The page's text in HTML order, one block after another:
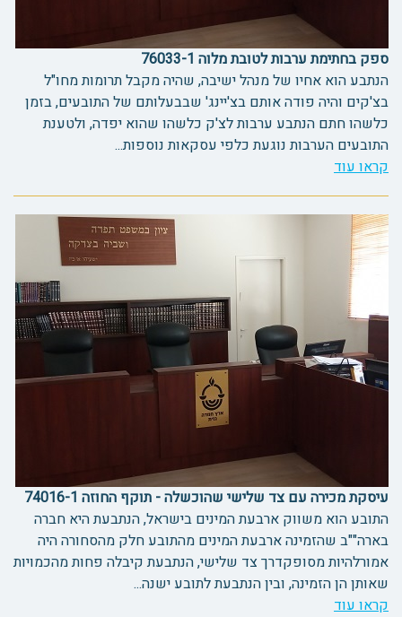
ספק בחתימת ערבות לטובת מלוה 76033-1
הנתבע הוא אחיו של מנהל ישיבה, שהיה מקבל תרומות מחו"ל
בצ'קים והיה פודה אותם בצ'יינג' שבבעלותם של התובעים, בזמן
כלשהו חתם הנתבע ערבות לצ'ק כלשהו שהוא יפדה, ולטענת
התובעים הערבות נוגעת כלפי עסקאות נוספות...
קראו עוד
עיסקת מכירה עם צד שלישי שהוכשלה - תוקף החוזה 74016-1
התובע הוא משווק ארבעת המינים בישראל, הנתבעת היא חברה
בארה""ב שהזמינה ארבעת המינים מהתובע חלק מהסחורה היה
אמורלהיות מסופקדרך צד שלישי, הנתבעת קיבלה פחות מהכמויות
שאותן הן הזמינה, ובין הנתבעת לתובע ישנה...
קראו עוד